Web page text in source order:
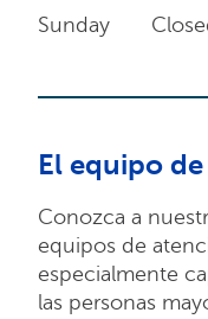
Sunday
El equipo
Conozca a
equipos de
especialmente
las personas